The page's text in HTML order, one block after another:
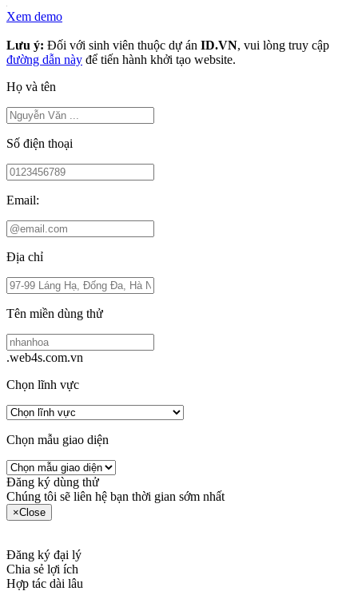
Xem demo
Lưu ý: Đối với sinh viên thuộc dự án ID.VN, vui lòng truy cập
đường dẫn này để tiến hành khởi tạo website.
Họ và tên
Số điện thoại
Email:
Địa chỉ
Tên miền dùng thử
.web4s.com.vn
Chọn lĩnh vực
Chọn mẫu giao diện
Đăng ký dùng thử
Chúng tôi sẽ liên hệ bạn thời gian sớm nhất
×Close
Đăng ký đại lý
Chia sẻ lợi ích
Hợp tác dài lâu